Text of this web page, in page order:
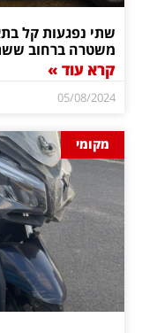
שתי נפגעות קל
משטרה ברחוב
קרא עוד »
05/08/2024
מקומי